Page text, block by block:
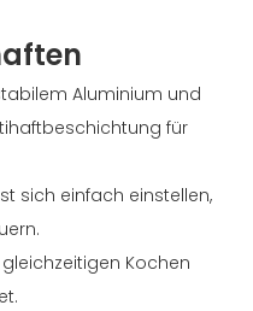
Aluminium und
für
sich einfach einstellen,
Kochen